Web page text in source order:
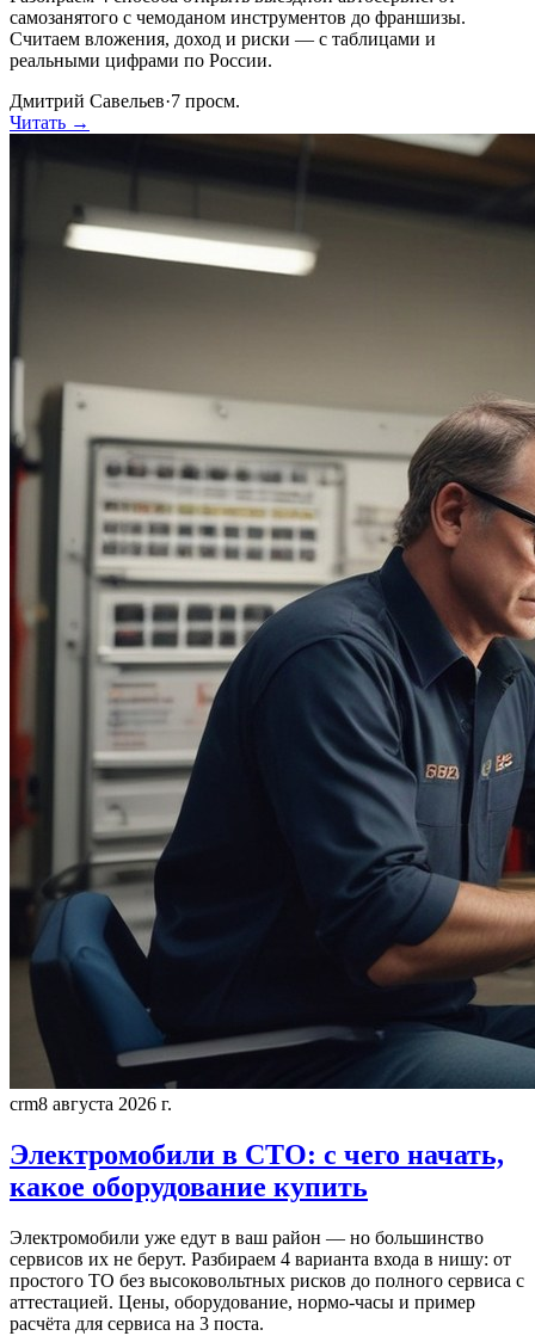
самозанятого с чемоданом инструментов до франшизы.
Считаем вложения, доход и риски — с таблицами и
реальными цифрами по России.
Дмитрий Савельев·7 просм.
Читать →
crm8 августа 2026 г.
Электромобили в СТО: с чего начать,
какое оборудование купить
Электромобили уже едут в ваш район — но большинство
сервисов их не берут. Разбираем 4 варианта входа в нишу: от
простого ТО без высоковольтных рисков до полного сервиса с
аттестацией. Цены, оборудование, нормо-часы и пример
расчёта для сервиса на 3 поста.